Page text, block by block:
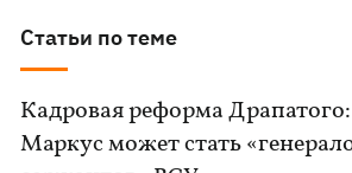
Статьи по теме
Кадровая реформа
Маркус может стать